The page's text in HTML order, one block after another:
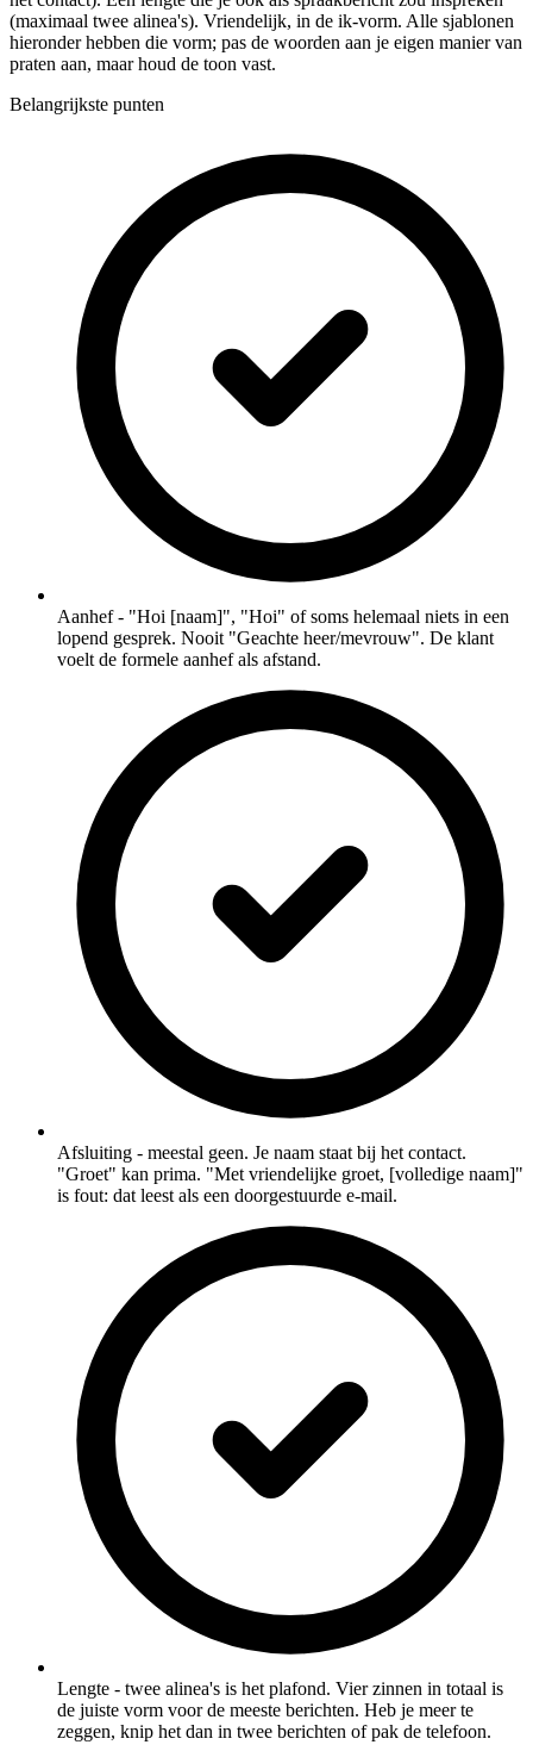
(maximaal twee alinea's). Vriendelijk, in de ik-vorm. Alle sjablonen
hieronder hebben die vorm; pas de woorden aan je eigen manier van
praten aan, maar houd de toon vast.
Belangrijkste punten
Aanhef - "Hoi [naam]", "Hoi" of soms helemaal niets in een
lopend gesprek. Nooit "Geachte heer/mevrouw". De klant
voelt de formele aanhef als afstand.
Afsluiting - meestal geen. Je naam staat bij het contact.
"Groet" kan prima. "Met vriendelijke groet, [volledige naam]"
is fout: dat leest als een doorgestuurde e-mail.
Lengte - twee alinea's is het plafond. Vier zinnen in totaal is
de juiste vorm voor de meeste berichten. Heb je meer te
zeggen, knip het dan in twee berichten of pak de telefoon.